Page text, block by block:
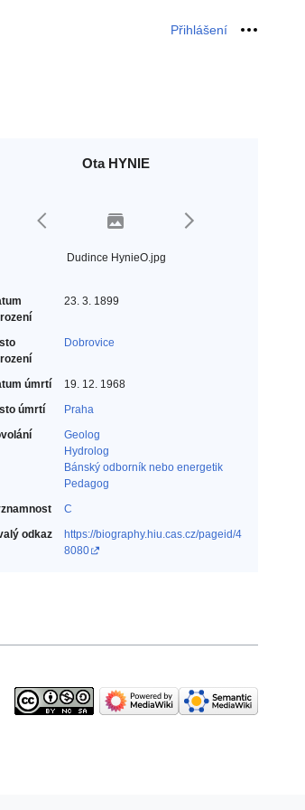
Přihlášení Osobní
Ota HYNIE
Dudince HynieO.jpg
23. 3. 1899
Dobrovice
úmrtí
19. 12. 1968
úmrtí
Praha
Geolog‎
Hydrolog‎
Bánský odborník nebo energetik‎
Pedagog‎
C
odkaz
https://biography.hiu.cas.cz/pageid/4
8080